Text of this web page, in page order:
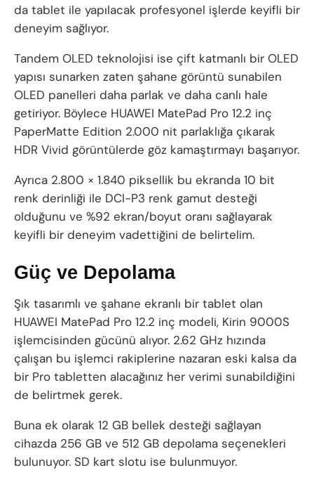
da tablet ile yapılacak profesyonel işlerde keyifli bir
deneyim sağlıyor.
Tandem OLED teknolojisi ise çift katmanlı bir OLED
yapısı sunarken zaten şahane görüntü sunabilen
OLED panelleri daha parlak ve daha canlı hale
getiriyor. Böylece HUAWEI MatePad Pro 12.2 inç
PaperMatte Edition 2.000 nit parlaklığa çıkarak
HDR Vivid görüntülerde göz kamaştırmayı başarıyor.
Ayrıca 2.800 × 1.840 piksellik bu ekranda 10 bit
renk derinliği ile DCI-P3 renk gamut desteği
olduğunu ve %92 ekran/boyut oranı sağlayarak
keyifli bir deneyim vadettiğini de belirtelim.
Güç ve Depolama
Şık tasarımlı ve şahane ekranlı bir tablet olan
HUAWEI MatePad Pro 12.2 inç modeli, Kirin 9000S
işlemcisinden gücünü alıyor. 2.62 GHz hızında
çalışan bu işlemci rakiplerine nazaran eski kalsa da
bir Pro tabletten alacağınız her verimi sunabildiğini
de belirtmek gerek.
Buna ek olarak 12 GB bellek desteği sağlayan
cihazda 256 GB ve 512 GB depolama seçenekleri
bulunuyor. SD kart slotu ise bulunmuyor.